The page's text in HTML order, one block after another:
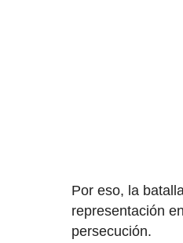
Por eso, la
representación
persecución.